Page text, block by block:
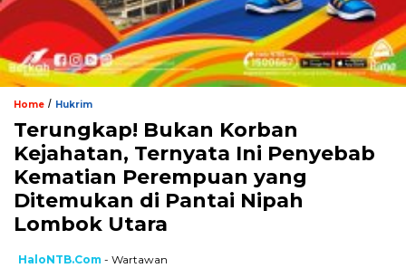
Home / Hukrim
Terungkap! Bukan Korban
Kejahatan, Ternyata Ini Penyebab
Kematian Perempuan yang
Ditemukan di Pantai Nipah
Lombok Utara
HaloNTB.com - Wartawan